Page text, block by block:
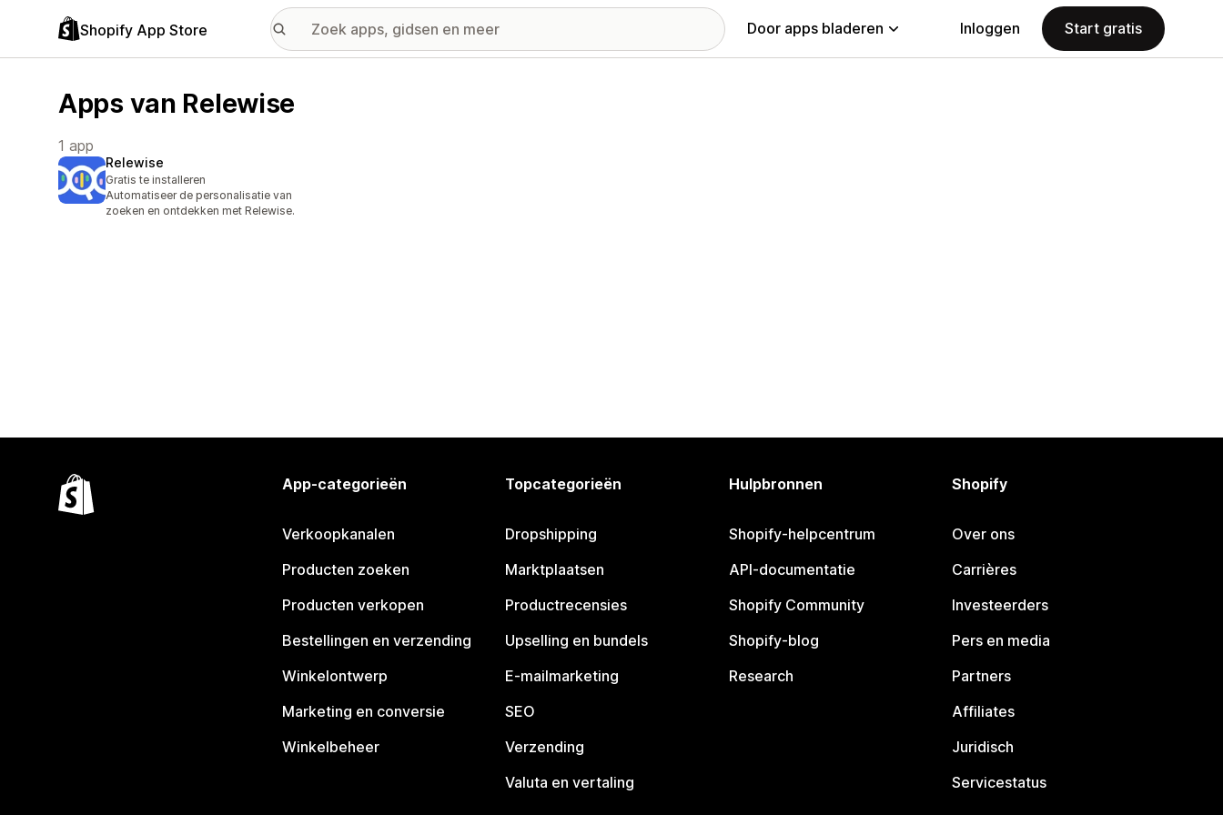
Shopify App Store Door apps bladeren Inloggen Start gratis
Apps van Relewise
1 app
Relewise
Gratis te installeren
Automatiseer de personalisatie van
zoeken en ontdekken met Relewise.
App-categorieën
Verkoopkanalen
Producten zoeken
Producten verkopen
Bestellingen en verzending
Winkelontwerp
Marketing en conversie
Winkelbeheer
Topcategorieën
Dropshipping
Marktplaatsen
Productrecensies
Upselling en bundels
E-mailmarketing
SEO
Verzending
Valuta en vertaling
Hulpbronnen
Shopify-helpcentrum
API-documentatie
Shopify Community
Shopify-blog
Research
Shopify
Over ons
Carrières
Investeerders
Pers en media
Partners
Affiliates
Juridisch
Servicestatus